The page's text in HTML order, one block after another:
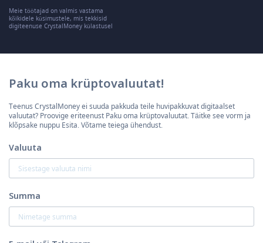
Meie töötajad on valmis vastama
kõikidele küsimustele, mis tekkisid
digiteenuse CrystalMoney külastusel
Paku oma krüptovaluutat!
Teenus CrystalMoney ei suuda pakkuda teile huvipakkuvat digitaalset
valuutat? Proovige eriteenust Paku oma krüptovaluutat. Täitke see vorm ja
klõpsake nuppu Esita. Võtame teiega ühendust.
Valuuta
Summa